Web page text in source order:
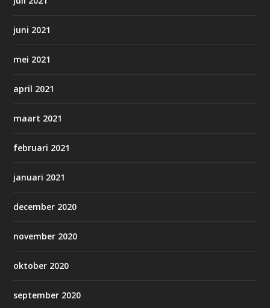
juni 2021
mei 2021
april 2021
maart 2021
februari 2021
januari 2021
december 2020
november 2020
oktober 2020
september 2020